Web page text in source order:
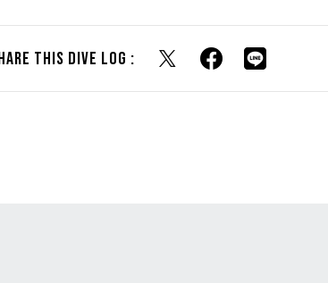
this dive log :